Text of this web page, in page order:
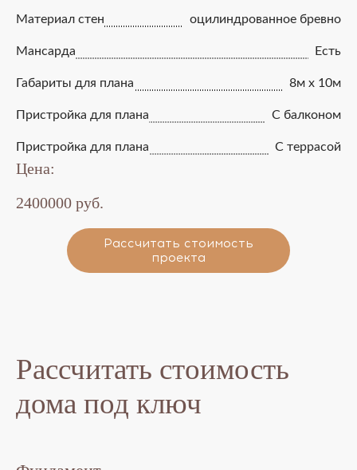
Материал стен оцилиндрованное бревно
Мансарда Есть
Габариты для плана 8м x 10м
Пристройка для плана С балконом
Пристройка для плана С террасой
Цена:
2400000 руб.
Рассчитать стоимость
проекта
Рассчитать стоимость
дома под ключ